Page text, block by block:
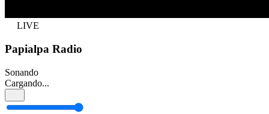
LIVE
Papialpa Radio
Sonando
Cargando...